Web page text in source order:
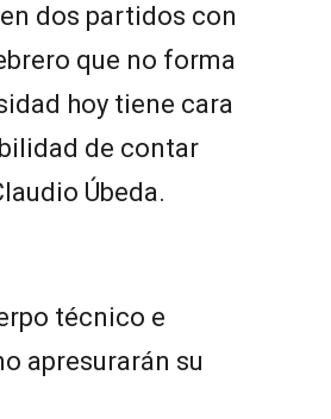
dos partidos con
que no forma
hoy tiene cara
de contar
Úbeda.
técnico e
apresurarán su